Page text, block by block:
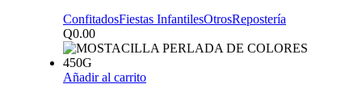
ConfitadosFiestas InfantilesOtrosRepostería
Q0.00
Añadir al carrito